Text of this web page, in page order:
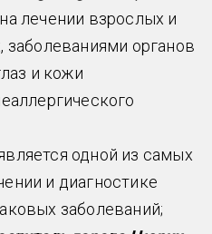
лечении взрослых и
органов
и кожи
одной из самых
и диагностике
заболеваний;